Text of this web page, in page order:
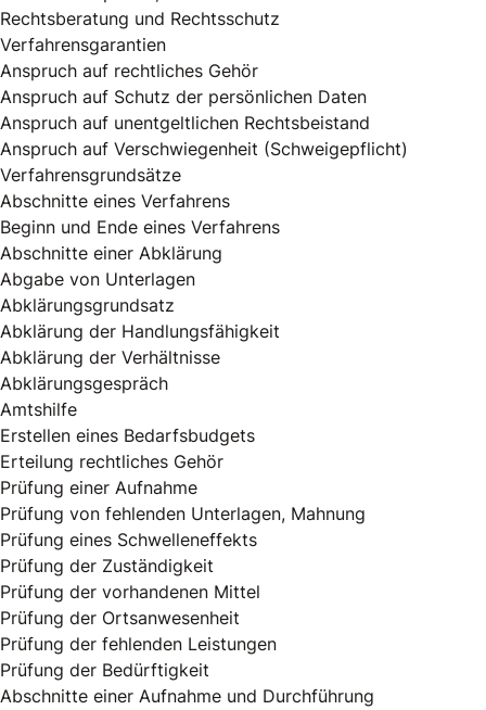
Rechtsberatung und Rechtsschutz
Verfahrensgarantien
Anspruch auf rechtliches Gehör
Anspruch auf Schutz der persönlichen Daten
Anspruch auf unentgeltlichen Rechtsbeistand
Anspruch auf Verschwiegenheit (Schweigepflicht)
Verfahrensgrundsätze
Abschnitte eines Verfahrens
Beginn und Ende eines Verfahrens
Abschnitte einer Abklärung
Abgabe von Unterlagen
Abklärungsgrundsatz
Abklärung der Handlungsfähigkeit
Abklärung der Verhältnisse
Abklärungsgespräch
Amtshilfe
Erstellen eines Bedarfsbudgets
Erteilung rechtliches Gehör
Prüfung einer Aufnahme
Prüfung von fehlenden Unterlagen, Mahnung
Prüfung eines Schwelleneffekts
Prüfung der Zuständigkeit
Prüfung der vorhandenen Mittel
Prüfung der Ortsanwesenheit
Prüfung der fehlenden Leistungen
Prüfung der Bedürftigkeit
Abschnitte einer Aufnahme und Durchführung